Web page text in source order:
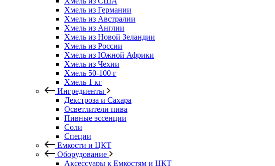
Хмель из Германии
Хмель из Австралии
Хмель из Англии
Хмель из Новой Зеландии
Хмель из России
Хмель из Южной Африки
Хмель из Чехии
Хмель 50-100 г
Хмель 1 кг
Ингредиенты
Декстроза и Сахара
Осветлители пива
Пивные эссенции
Соли
Специи
Емкости и ЦКТ
Оборудование
Аксессуары к Емкостям и ЦКТ